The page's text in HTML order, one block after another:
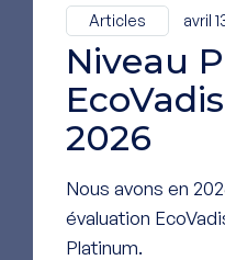
Articles avril
Niveau
2026
Nous avons en
évaluation
Platinum.
ALLER
LINKEDIN